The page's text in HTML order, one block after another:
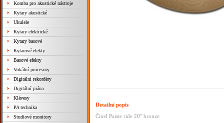
Komba pro akustické nástroje
Kytary akustické
Ukulele
Kytary elektrické
Kytary basové
Kytarové efekty
Basové efekty
Vokální procesory
Digitální rekordéry
Digitální piána
Klávesy
PA technika
Studiové monitory
Detailní popis
Činel Paiste ride 20" bronze